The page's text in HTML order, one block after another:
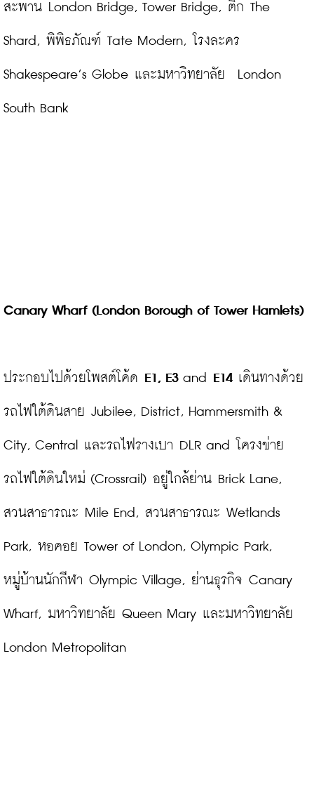
สะพาน London Bridge, Tower Bridge, ตึก The
Shard, พิพิธภัณฑ์ Tate Modern, โรงละคร
Shakespeare’s Globe และมหาวิทยาลัย  London
South Bank
Canary Wharf (London Borough of Tower Hamlets)
ประกอบไปด้วยโพสต์โค้ด E1, E3 and E14 เดินทางด้วย
รถไฟใต้ดินสาย Jubilee, District, Hammersmith &
City, Central และรถไฟรางเบา DLR and โครงข่าย
รถไฟใต้ดินใหม่ (Crossrail) อยู่ใกล้ย่าน Brick Lane,
สวนสาธารณะ Mile End, สวนสาธารณะ Wetlands
Park, หอคอย Tower of London, Olympic Park,
หมู่บ้านนักกีฬา Olympic Village, ย่านธุรกิจ Canary
Wharf, มหาวิทยาลัย Queen Mary และมหาวิทยาลัย
London Metropolitan